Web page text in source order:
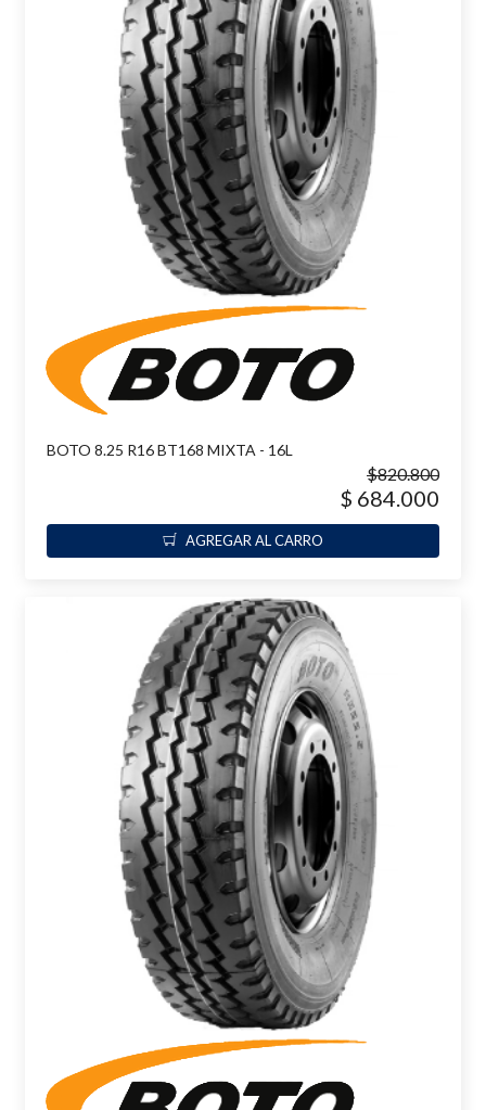
BOTO 8.25 R16 BT168 MIXTA - 16L
$820.800
$ 684.000
AGREGAR AL CARRO